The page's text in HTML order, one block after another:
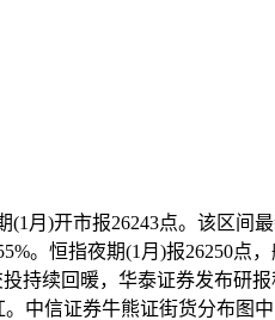
)开市报26243点。该区间
。恒指夜期(1月)报26250点
持续回暖，华泰证券发布研
中信证券牛熊证街货分布图